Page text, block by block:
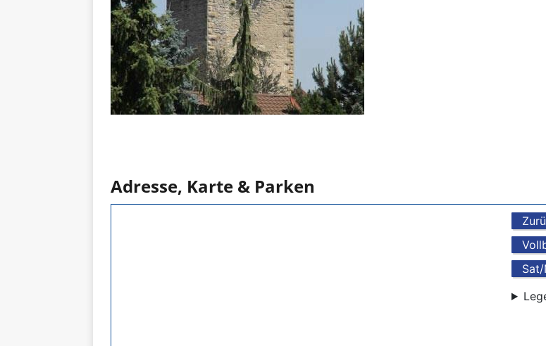
Adresse, Karte & Parken